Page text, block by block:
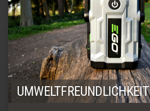
UMWELTFREUNDLICHKEIT